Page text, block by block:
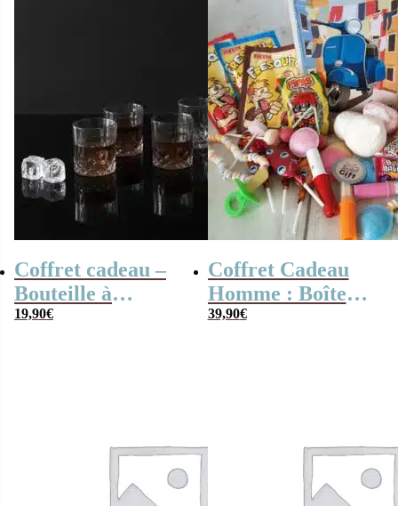
Coffret cadeau –
Bouteille à
Whisky et ses 4
19,90€
Coffret Cadeau
Homme : Boîte
haute en métal
39,90€